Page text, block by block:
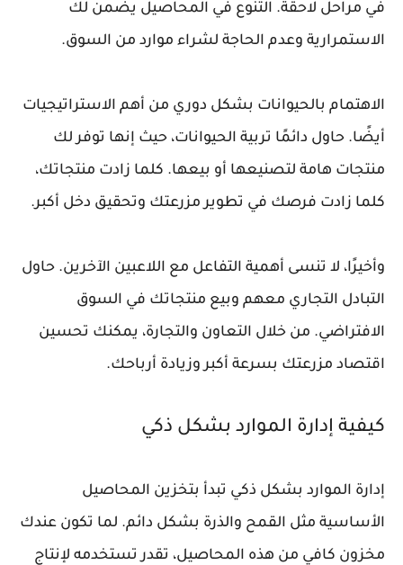
في مراحل لاحقة. التنوع في المحاصيل يضمن لك
الاستمرارية وعدم الحاجة لشراء موارد من السوق.
الاهتمام بالحيوانات بشكل دوري من أهم الاستراتيجيات
أيضًا. حاول دائمًا تربية الحيوانات، حيث إنها توفر لك
منتجات هامة لتصنيعها أو بيعها. كلما زادت منتجاتك،
كلما زادت فرصك في تطوير مزرعتك وتحقيق دخل أكبر.
وأخيرًا، لا تنسى أهمية التفاعل مع اللاعبين الآخرين. حاول
التبادل التجاري معهم وبيع منتجاتك في السوق
الافتراضي. من خلال التعاون والتجارة، يمكنك تحسين
اقتصاد مزرعتك بسرعة أكبر وزيادة أرباحك.
كيفية إدارة الموارد بشكل ذكي
إدارة الموارد بشكل ذكي تبدأ بتخزين المحاصيل
الأساسية مثل القمح والذرة بشكل دائم. لما تكون عندك
مخزون كافي من هذه المحاصيل، تقدر تستخدمه لإنتاج